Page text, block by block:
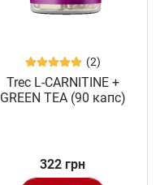
(2)
Trec L-CARNITINE +
GREEN TEA (90 капс)
322 грн